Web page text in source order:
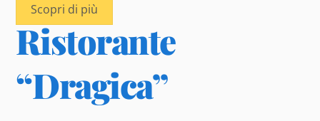
Scopri di più
Ristorante
“Dragica”